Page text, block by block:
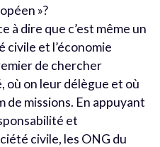
»?
à dire que c’est même un
civile et l’économie
de chercher
où on leur délègue et où
de missions. En appuyant
et
civile, les ONG du